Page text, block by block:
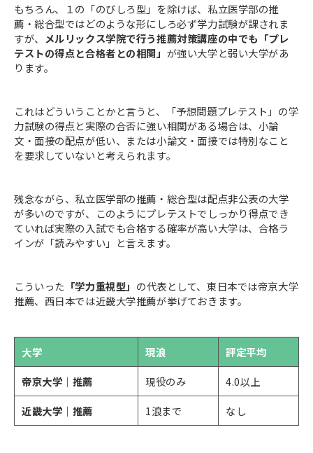
もちろん、１の「のびしろ型」を除けば、私立医学部の推
薦・総合型ではどのような形にしろ必ず学力試験が課されま
すが、
メルリックス学院で行う推薦対策講座の中でも「プレ
テストの得点と合格者との相関」 が強い大学と弱い大学があ
ります。
これはどういうことかと言うと、「予想問題プレテスト」の学
力試験の得点と実際の合否に強い相関がある場合は、小論
文・面接の配点が低い、または小論文・面接では特別なこと
を要求していないと考えられます。
残念ながら、私立医学部の推薦・総合型は配点非公表の大学
が多いのですが、このようにプレテストでしっかり得点でき
ていれば実際の入試でも合格する確率が高い大学は、合格ラ
インが「読みやすい」と言えます。
こういった 「学力重視型」 の代表として、東日本では帝京大学
推薦、西日本では近畿大学推薦が挙げておきます。
大学 現浪
評定平均
帝京大学｜推薦
現役のみ
4.0以上
近畿大学｜推薦
1浪まで なし